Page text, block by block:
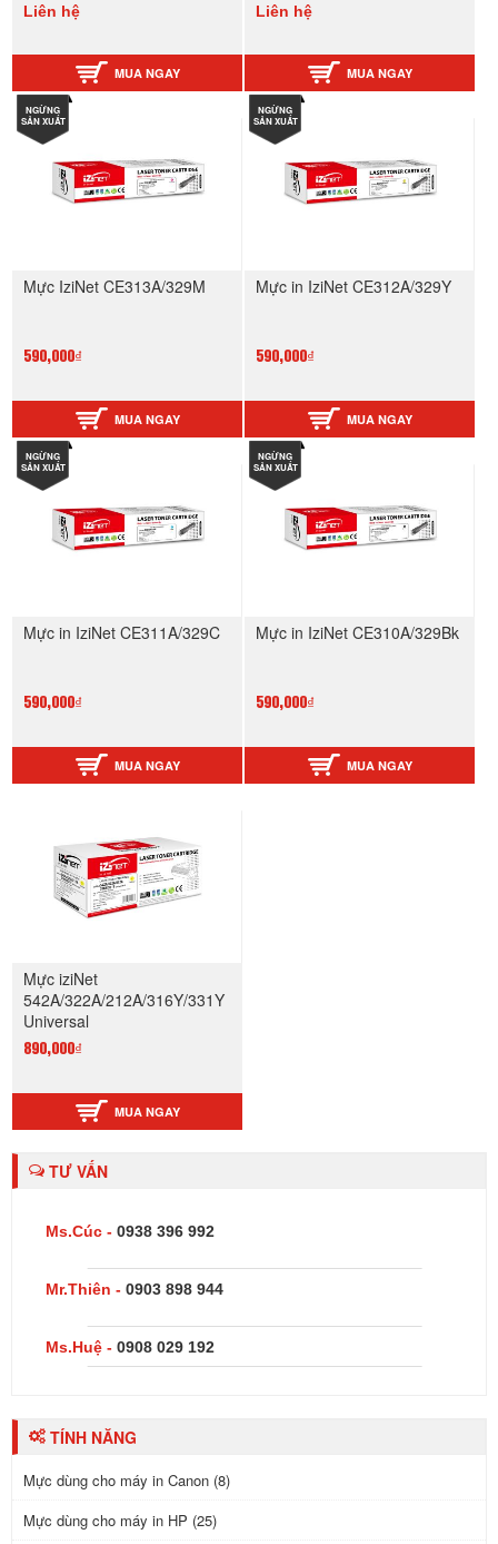
Liên hệ
MUA NGAY
Liên hệ
MUA NGAY
NGỪNG
SẢN XUẤT
Mực IziNet CE313A/329M
590,000₫
MUA NGAY
NGỪNG
SẢN XUẤT
Mực in IziNet CE312A/329Y
590,000₫
MUA NGAY
NGỪNG
SẢN XUẤT
Mực in IziNet CE311A/329C
590,000₫
MUA NGAY
NGỪNG
SẢN XUẤT
Mực in IziNet CE310A/329Bk
590,000₫
MUA NGAY
Mực iziNet
542A/322A/212A/316Y/331Y
Universal
890,000₫
MUA NGAY
TƯ VẤN
Ms.Cúc - 0938 396 992
Mr.Thiên - 0903 898 944
Ms.Huệ - 0908 029 192
TÍNH NĂNG
Mực dùng cho máy in Canon (8)
Mực dùng cho máy in HP (25)